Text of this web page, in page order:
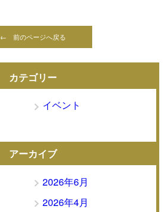
← 前のページへ戻る
カテゴリー
イベント
アーカイブ
2026年6月
2026年4月